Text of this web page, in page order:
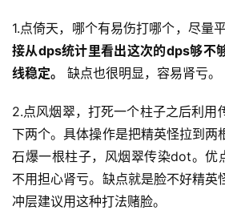
1.点倚天，哪个有易伤打哪个，尽量
接从dps统计里看出这次的dps够不
线稳定。
缺点也很明显，容易肾亏。
2.点风烟翠，打死一个柱子之后利用
下两个。具体操作是把精英怪拉到两
石爆一根柱子，风烟翠传染dot。优
不用担心肾亏。缺点就是脸不好精英
冲层建议用这种打法赌脸。